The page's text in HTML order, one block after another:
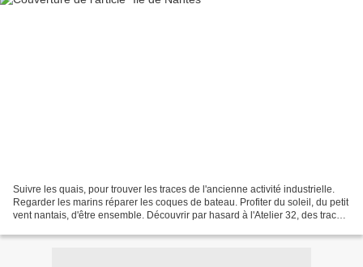
Suivre les quais, pour trouver les traces de l'ancienne activité industrielle.
Regarder les marins réparer les coques de bateau. Profiter du soleil, du petit
vent nantais, d'être ensemble. Découvrir par hasard à l'Atelier 32, des traces